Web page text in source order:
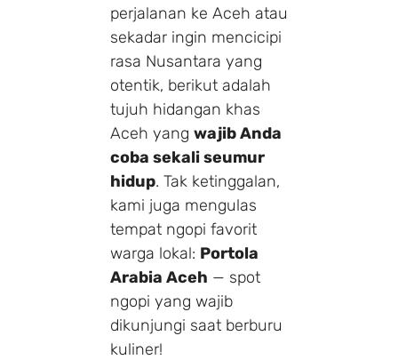
perjalanan ke Aceh atau
sekadar ingin mencicipi
rasa Nusantara yang
otentik, berikut adalah
tujuh hidangan khas
Aceh yang wajib Anda
coba sekali seumur
hidup. Tak ketinggalan,
kami juga mengulas
tempat ngopi favorit
warga lokal: Portola
Arabia Aceh — spot
ngopi yang wajib
dikunjungi saat berburu
kuliner!